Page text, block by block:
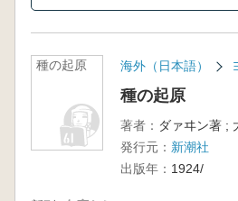
種の起原 海外（日本語）
種の起原
著者： ダァヰン著 ;
発行元： 新潮社
出版年： 1924/